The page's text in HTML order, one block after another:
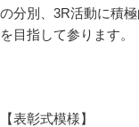
の分別、3R活動に積
を目指して参ります。
【表彰式模様】